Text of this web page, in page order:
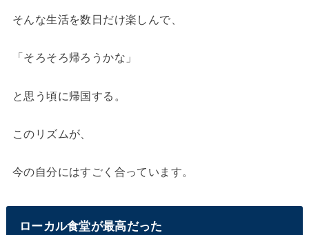
そんな生活を数日だけ楽しんで、
「そろそろ帰ろうかな」
と思う頃に帰国する。
このリズムが、
今の自分にはすごく合っています。
ローカル食堂が最高だった